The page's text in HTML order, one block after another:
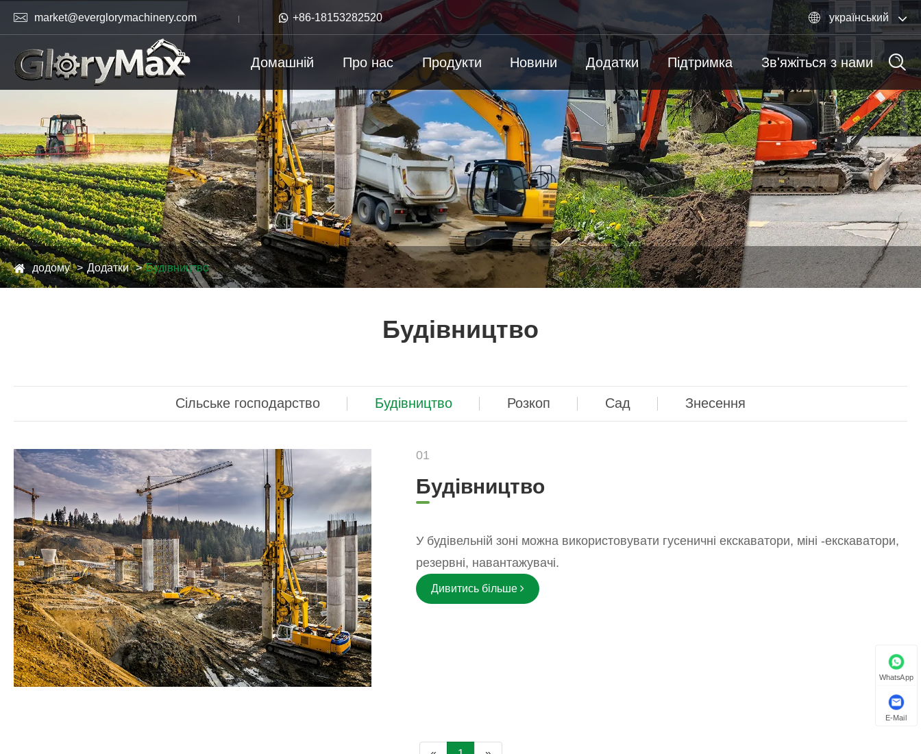
 market@everglorymachinery.com +86-18153282520  український
Домашній Про нас Продукти Новини Додатки Підтримка Зв'яжіться з нами
додому Додатки Будівництво
Будівництво
Сільське господарство Будівництво Розкоп Сад Знесення
01
Будівництво
У будівельній зоні можна використовувати гусеничні екскаватори, міні -екскаватори,
резервні, навантажувачі.
Дивитись більше
WhatsApp
E-Mail